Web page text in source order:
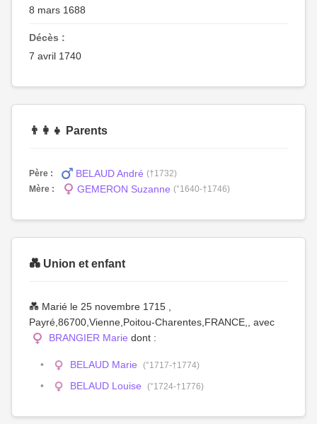
8 mars 1688
Décès :
7 avril 1740
👨‍👩‍👧 Parents
Père : BELAUD André (†1732)
Mère :
GEMERON Suzanne (°1640-†1746)
💑 Union et enfant
💑 Marié le 25 novembre 1715 ,
Payré,86700,Vienne,Poitou-Charentes,FRANCE,, avec
BRANGIER Marie dont :
BELAUD Marie (°1717-†1774)
BELAUD Louise (°1724-†1776)